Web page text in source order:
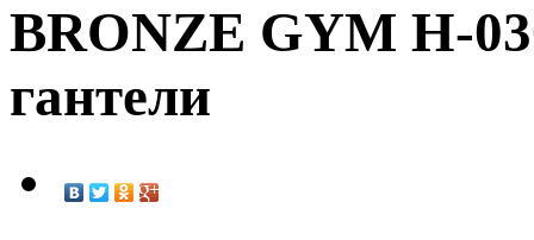
BRONZE GYM H-
гантели